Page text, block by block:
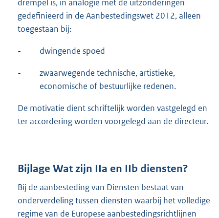
drempel is, in analogie met de uitzonderingen
gedefinieerd in de Aanbestedingswet 2012, alleen
toegestaan bij:
- dwingende spoed
-
zwaarwegende technische, artistieke,
economische of bestuurlijke redenen.
De motivatie dient schriftelijk worden vastgelegd en
ter accordering worden voorgelegd aan de directeur.
Bijlage Wat zijn IIa en IIb diensten?
Bij de aanbesteding van Diensten bestaat van
onderverdeling tussen diensten waarbij het volledige
regime van de Europese aanbestedingsrichtlijnen